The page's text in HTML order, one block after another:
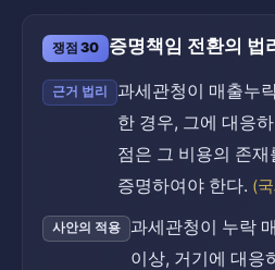
쟁점 30 증명책임 전환의 법
근거 법리
과세관청이 매출누
한 경우, 그에 대응
점은 그 비용의 존
증명하여야 한다. (
사안의 적용
과세관청이 누락
이상, 거기에 대응